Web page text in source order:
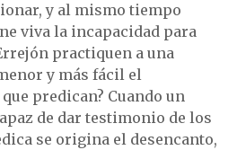
y al mismo tiempo
viva la incapacidad para
practiquen a una
y más fácil el
predican? Cuando un
de dar testimonio de los
se origina el desencanto,